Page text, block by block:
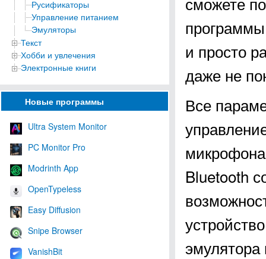
Русификаторы
Управление питанием
Эмуляторы
Текст
Хобби и увлечения
Электронные книги
Новые программы
Ultra System Monitor
PC Monitor Pro
Modrinth App
OpenTypeless
Easy Diffusion
Snipe Browser
VanishBit
и просто
даже не
Все
Bluetooth
эмулятора